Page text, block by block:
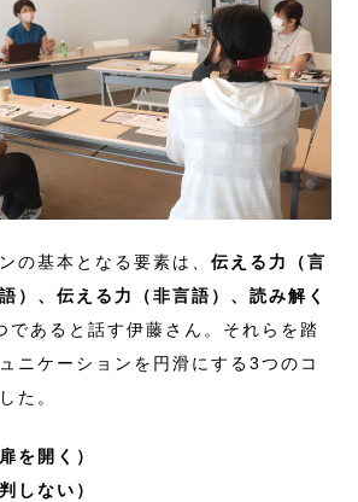
の基本となる要素は、伝える力（言
）、伝える力（非言語）、読み解く
であると話す伊藤さん。それらを踏
ニケーションを円滑にする3つのコ
た。
を開く）
しない）